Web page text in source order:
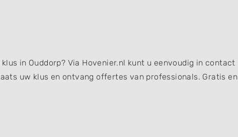
in Ouddorp? Via Hovenier.nl kunt u eenvoudig in contact
uw klus en ontvang offertes van professionals. Gratis en